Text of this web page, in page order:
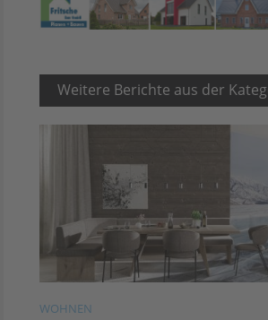
Weitere Berichte aus der
WOHNEN